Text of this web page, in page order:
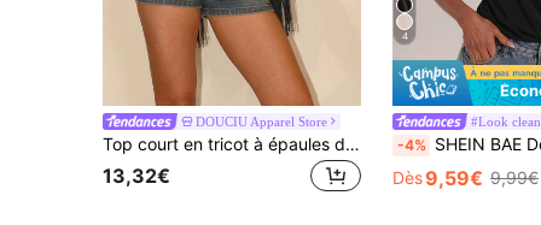
DOUCIU Apparel Store
Top court en tricot à épaules dénudées et col en V profond avec détail de franges, manches longues, extensibilité moyenne, tenue d'automne pour femmes
13,32€
4
#Look
-4% SHEIN BAE Débardeur transparent à bretelles pour femmes, tenue de vacances décontractée. Top sans manches noir convenant pour la
Dès9,59€ 9,99€